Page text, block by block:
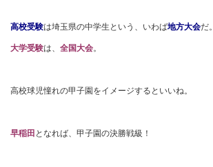
高校受験は埼玉県の中学生という、いわば地方大会だ。
大学受験は、 全国大会。
高校球児憧れの甲子園をイメージするといいね。
早稲田 となれば、甲子園の決勝戦級！